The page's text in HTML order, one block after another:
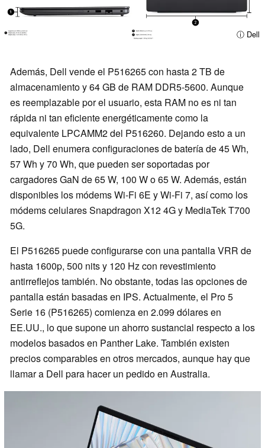
ⓘ Dell
Además, Dell vende el P516265 con hasta 2 TB de
almacenamiento y 64 GB de RAM DDR5-5600. Aunque
es reemplazable por el usuario, esta RAM no es ni tan
rápida ni tan eficiente energéticamente como la
equivalente LPCAMM2 del P516260. Dejando esto a un
lado, Dell enumera configuraciones de batería de 45 Wh,
57 Wh y 70 Wh, que pueden ser soportadas por
cargadores GaN de 65 W, 100 W o 65 W. Además, están
disponibles los módems Wi-Fi 6E y Wi-Fi 7, así como los
módems celulares Snapdragon X12 4G y MediaTek T700
5G.
El P516265 puede configurarse con una pantalla VRR de
hasta 1600p, 500 nits y 120 Hz con revestimiento
antirreflejos también. No obstante, todas las opciones de
pantalla están basadas en IPS. Actualmente, el Pro 5
Serie 16 (P516265) comienza en 2.099 dólares en
EE.UU., lo que supone un ahorro sustancial respecto a los
modelos basados en Panther Lake. También existen
precios comparables en otros mercados, aunque hay que
llamar a Dell para hacer un pedido en Australia.